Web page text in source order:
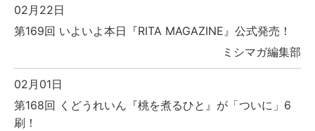
02月22日
第169回 いよいよ本日『RITA MAGAZINE』公式発売！
ミシマガ編集部
02月01日
第168回 くどうれいん『桃を煮るひと』が「ついに」6
刷！